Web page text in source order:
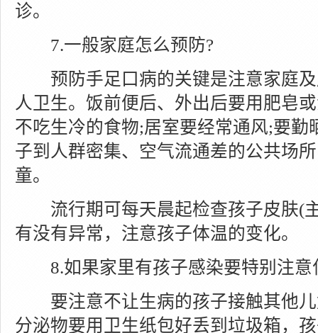
诊。
7.一般家庭怎么预防?
预防手足口病的关键是注意家庭及
人卫生。饭前便后、外出后要用肥皂
不吃生冷的食物;居室要经常通风;要勤
子到人群密集、空气流通差的公共场
童。
流行期可每天晨起检查孩子皮肤(
有没有异常，注意孩子体温的变化。
8.如果家里有孩子感染要特别注意
要注意不让生病的孩子接触其他儿
分泌物要用卫生纸包好丢到垃圾箱，